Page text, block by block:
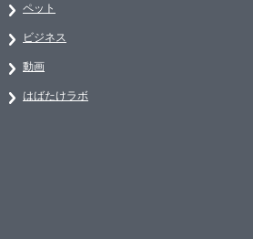
ペット
ビジネス
動画
はばたけラボ